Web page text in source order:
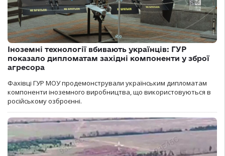
Іноземні технології вбивають українців: ГУР
показало дипломатам західні компоненти у зброї
агресора
Фахівці ГУР МОУ продемонстрували українським дипломатам
компоненти іноземного виробництва, що використовуються в
російському озброєнні.